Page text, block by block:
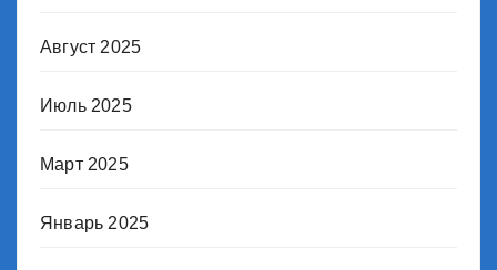
Август 2025
Июль 2025
Март 2025
Январь 2025